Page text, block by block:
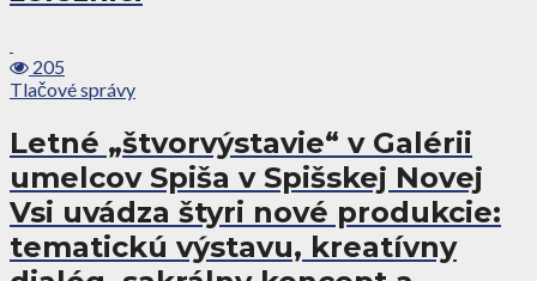
205
Tlačové správy
Letné „štvorvýstavie“ v Galérii
umelcov Spiša v Spišskej Novej
Vsi uvádza štyri nové produkcie:
tematickú výstavu, kreatívny